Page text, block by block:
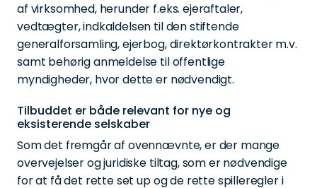
af virksomhed, herunder f.eks. ejeraftaler,
vedtægter, indkaldelsen til den stiftende
generalforsamling, ejerbog, direktørkontrakter m.v.
samt behørig anmeldelse til offentlige
myndigheder, hvor dette er nødvendigt.
Tilbuddet er både relevant for nye og
eksisterende selskaber
Som det fremgår af ovennævnte, er der mange
overvejelser og juridiske tiltag, som er nødvendige
for at få det rette set up og de rette spilleregler i